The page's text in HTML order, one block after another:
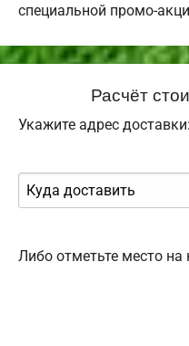
специальной промо-
Расчёт
Укажите адрес доставки:
Либо отметьте место на